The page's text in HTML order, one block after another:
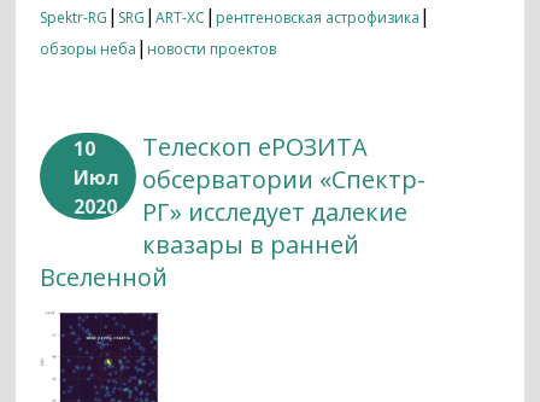
Spektr-RG | SRG |ART-XC | рентгеновская астрофизика |
обзоры неба | новости проектов
10
Июл
2020
Телескоп еРОЗИТА
обсерватории «Спектр-
РГ» исследует далекие
квазары в ранней
Вселенной